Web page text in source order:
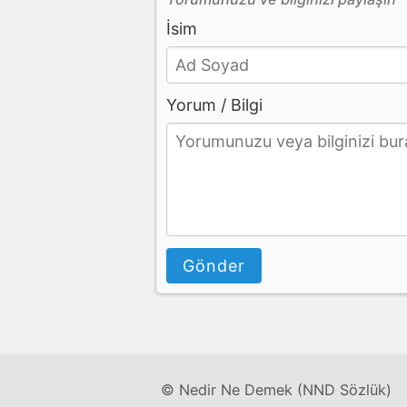
İsim
Yorum / Bilgi
Gönder
© Nedir Ne Demek (NND Sözlük)